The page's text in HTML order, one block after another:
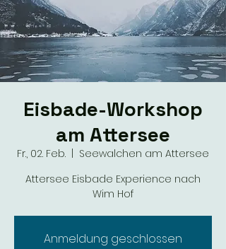
Eisbade-Workshop
am Attersee
Fr., 02. Feb.
Seewalchen am Attersee
Attersee Eisbade Experience nach
Wim Hof
Anmeldung geschlossen